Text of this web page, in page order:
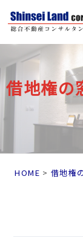
借地権
HOME 借地権